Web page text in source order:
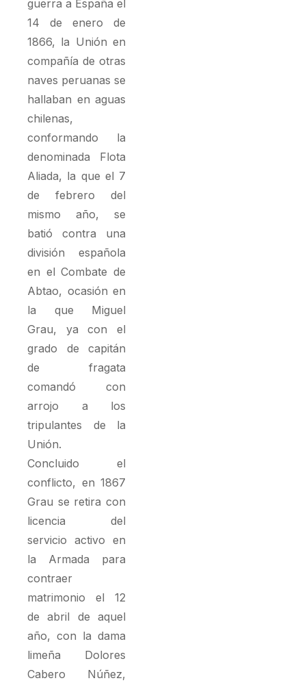
guerra a España el
14 de enero de
1866, la Unión en
compañía de otras
naves peruanas se
hallaban en aguas
chilenas,
conformando la
denominada Flota
Aliada, la que el 7
de febrero del
mismo año, se
batió contra una
división española
en el Combate de
Abtao, ocasión en
la que Miguel
Grau, ya con el
grado de capitán
de fragata
comandó con
arrojo a los
tripulantes de la
Unión.
Concluido el
conflicto, en 1867
Grau se retira con
licencia del
servicio activo en
la Armada para
contraer
matrimonio el 12
de abril de aquel
año, con la dama
limeña Dolores
Cabero Núñez,